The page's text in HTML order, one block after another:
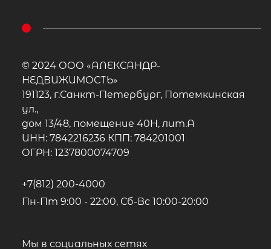
© 2024 ООО «АЛЕКСАНДР-
НЕДВИЖИМОСТЬ»
191123, г.Санкт-Петербург, Потемкинская
ул.,
дом 13/48, помещение 40Н, лит.А
ИНН: 7842216236 КПП: 784201001
ОГРН: 1237800074709
+7(812) 200-4000
Пн-Пт 9:00 - 22:00, Сб-Вс 10:00-20:00
Мы в социальных сетях